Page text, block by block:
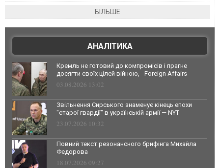
БІЛЬШЕ
АНАЛІТИКА
Кремль не готовий до компромісів і прагне
досягти своїх цілей війною, - Foreign Affairs
03.08.2026 13:02
Звільнення Сирського знаменує кінець епохи
"старої гвардії" в українській армії — NYT
23.07.2026 10:32
Повний текст резонансного брифінга Михайла
Федорова
18.07.2026 09:27